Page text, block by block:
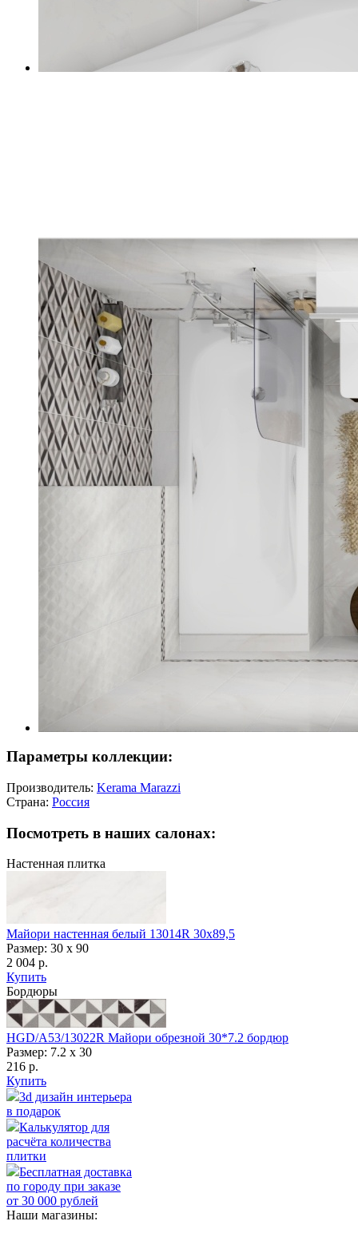
Параметры коллекции:
Производитель: Kerama Marazzi
Страна: Россия
Посмотреть в наших салонах:
Настенная плитка
Майори настенная белый 13014R 30х89,5
Размер: 30 x 90
2 004 р.
Купить
Бордюры
HGD/A53/13022R Майори обрезной 30*7.2 бордюр
Размер: 7.2 х 30
216 р.
Купить
3d дизайн интерьера
в подарок
Калькулятор для
расчёта количества
плитки
Бесплатная доставка
по городу при заказе
от 30 000 рублей
Наши магазины: